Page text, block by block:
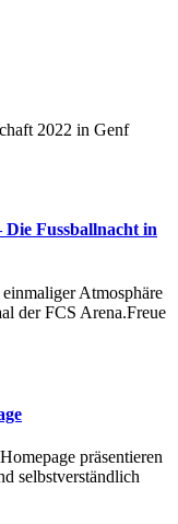
2022 in Genf
Fussballnacht in
Atmosphäre
der FCS Arena.Freue
präsentieren
selbstverständlich